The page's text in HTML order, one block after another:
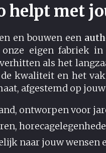
helpt met
en bouwen een
eigen fabriek in
als het
kwaliteit en het
afgestemd op
ontworpen voor
naar jouw wensen